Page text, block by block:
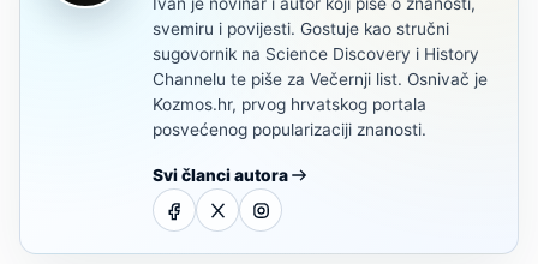
svemiru i povijesti. Gostuje kao stručni
sugovornik na Science Discovery i History
Channelu te piše za Večernji list. Osnivač je
Kozmos.hr, prvog hrvatskog portala
posvećenog popularizaciji znanosti.
Svi članci autora